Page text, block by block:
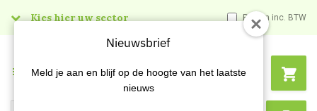
Kies hier uw sector Prijzen inc. BTW
Menu
Nieuwsbrief
Meld je aan en blijf op de hoogte van het laatste
nieuws